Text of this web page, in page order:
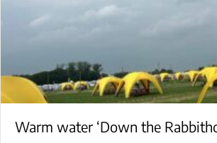
Warm water ‘Down the